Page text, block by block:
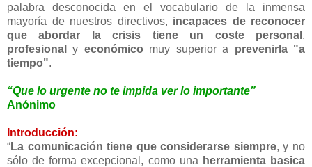
palabra desconocida en el vocabulario de la inmensa
mayoría de nuestros directivos, incapaces de reconocer
que abordar la crisis tiene un coste personal ,
profesional
y económico muy superior a prevenirla "a
tiempo".
“Que lo urgente no te impida ver lo importante”
Anónimo
Introducción:
“La comunicación tiene que considerarse siempre, y no
sólo de forma excepcional, como una herramienta basica